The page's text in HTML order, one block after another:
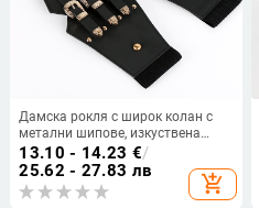
Дамска рокля с широк колан с
метални шипове, изкуствена
кожа, катарама от сплав,
закопчаване със щракване,
ширина колана над 4 см
13.10 - 14.23 €/
25.62 - 27.83 лв
add_shopping_cart